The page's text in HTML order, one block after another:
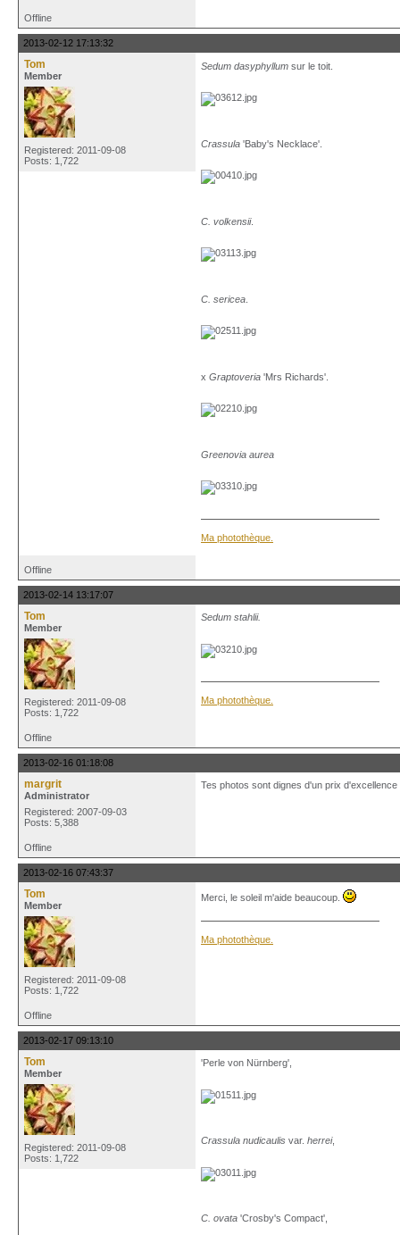
Offline
2013-02-12 17:13:32
Tom
Member
Registered: 2011-09-08
Posts: 1,722
Sedum dasyphyllum sur le toit.
Crassula 'Baby's Necklace'.
C. volkensii.
C. sericea
x Graptoveria 'Mrs Richards'.
Greenovia aurea
Ma photothèque.
Offline
2013-02-14 13:17:07
Tom
Member
Registered: 2011-09-08
Posts: 1,722
Sedum stahlii.
Ma photothèque.
Offline
2013-02-16 01:18:08
margrit
Administrator
Registered: 2007-09-03
Posts: 5,388
Tes photos sont dignes d'un prix d'excellence
Offline
2013-02-16 07:43:37
Tom
Member
Registered: 2011-09-08
Posts: 1,722
Merci, le soleil m'aide beaucoup.
Ma photothèque.
Offline
2013-02-17 09:13:10
Tom
Member
Registered: 2011-09-08
Posts: 1,722
'Perle von Nürnberg',
Crassula nudicaulis var. herrei,
C. ovata 'Crosby's Compact',